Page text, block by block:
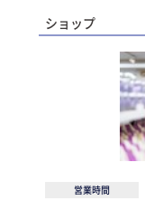
ショップ
営業時間